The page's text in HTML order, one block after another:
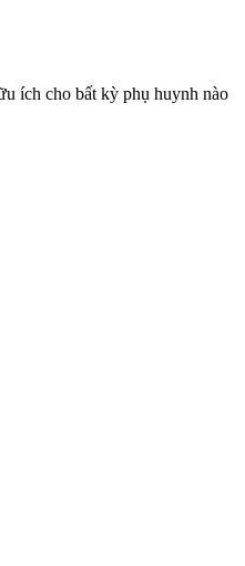
ích cho bất kỳ phụ huynh nào